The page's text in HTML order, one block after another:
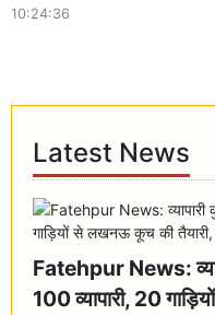
10:24:36
Latest News
Fatehpur News:
100 व्यापारी, 20